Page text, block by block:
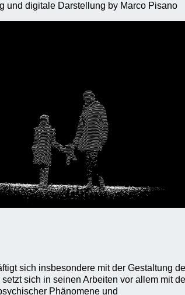
und digitale Darstellung by Marco Pisano
sich insbesondere mit der Gestaltung
sich in seinen Arbeiten vor allem mit
Phänomene und